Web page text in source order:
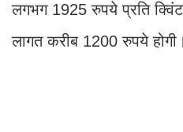
लगभग 1925 रुपये प्रति
लागत करीब 1200 रुपये